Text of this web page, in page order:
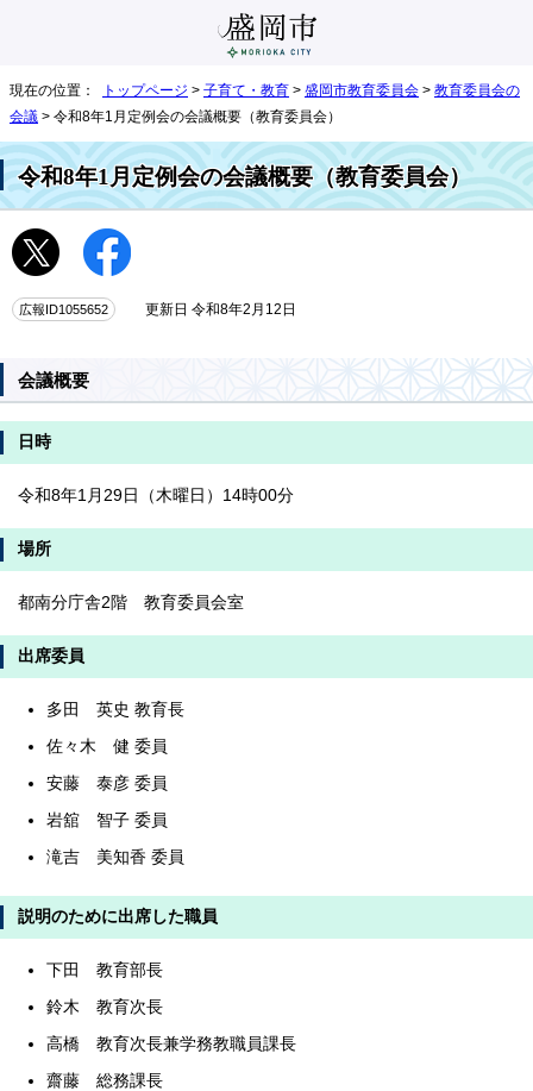
現在の位置： トップページ > 子育て・教育 > 盛岡市教育委員会 > 教育委員会の
会議 > 令和8年1月定例会の会議概要（教育委員会）
令和8年1月定例会の会議概要（教育委員会）
広報ID1055652 更新日 令和8年2月12日
会議概要
日時
令和8年1月29日（木曜日）14時00分
場所
都南分庁舎2階 教育委員会室
出席委員
多田 英史 教育長
佐々木 健 委員
安藤 泰彦 委員
岩舘 智子 委員
滝吉 美知香 委員
説明のために出席した職員
下田 教育部長
鈴木 教育次長
高橋 教育次長兼学務教職員課長
齋藤 総務課長